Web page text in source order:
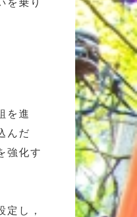
を乗り
を進
んだ
強化す
し，